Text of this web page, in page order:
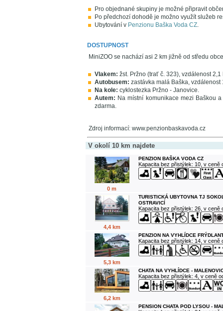
Pro objednané skupiny je možné připravit
Po předchozí dohodě je možno využít služeb
Ubytování v Penzionu Baška Voda CZ.
DOSTUPNOST
MiniZOO se nachází asi 2 km jižně od středu
Vlakem: žst. Pržno (trať č. 323), vzdálenost 2,1
Autobusem: zastávka malá Baška, vzdálenost
Na kole: cyklostezka Pržno - Janovice.
Autem: Na místní komunikace mezi Baškou
zdarma.
Zdroj informací: www.penzionbaskavoda.cz
V okolí 10 km najdete
0 m
PENZION BAŠKA VODA CZ
Kapacita bez přistýlek: 10, v ceně
4,4 km
TURISTICKÁ UBYTOVNA TJ
OSTRAVICÍ
Kapacita bez přistýlek: 26, v ceně
5,3 km
PENZION NA VYHLÍDCE
Kapacita bez přistýlek: 14, v ceně
6,2 km
CHATA NA VYHLÍDCE -
Kapacita bez přistýlek: 4, v ceně
PENSION CHATA POD LYSOU -